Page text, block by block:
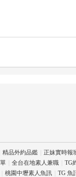
精品外約品鑑
正妹實時報
全台在地素人兼職
TG
桃園中壢素人魚訊 TG 魚